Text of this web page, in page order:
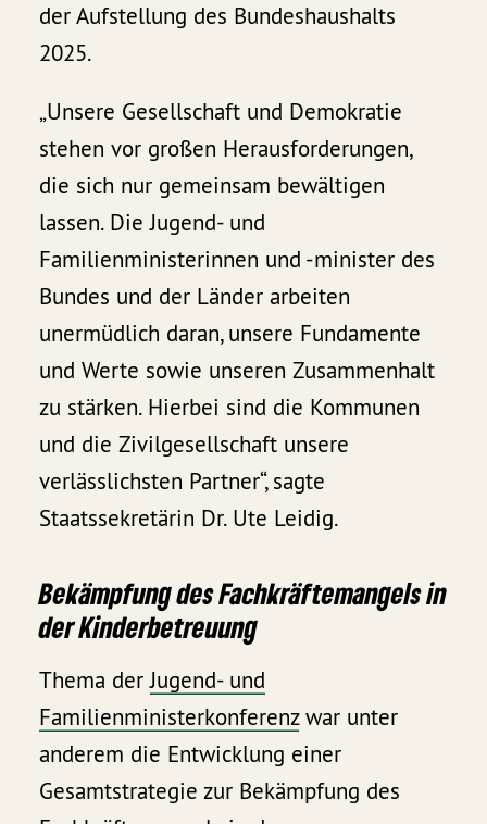
der Aufstellung des Bundeshaushalts
2025.
„Unsere Gesellschaft und Demokratie
stehen vor großen Herausforderungen,
die sich nur gemeinsam bewältigen
lassen. Die Jugend- und
Familienministerinnen und -minister des
Bundes und der Länder arbeiten
unermüdlich daran, unsere Fundamente
und Werte sowie unseren Zusammenhalt
zu stärken. Hierbei sind die Kommunen
und die Zivilgesellschaft unsere
verlässlichsten Partner“, sagte
Staatssekretärin Dr. Ute Leidig.
Bekämpfung des Fachkräftemangels in
der Kinderbetreuung
Thema derJugend- und
Familienministerkonferenzwar unter
anderem die Entwicklung einer
Gesamtstrategie zur Bekämpfung des